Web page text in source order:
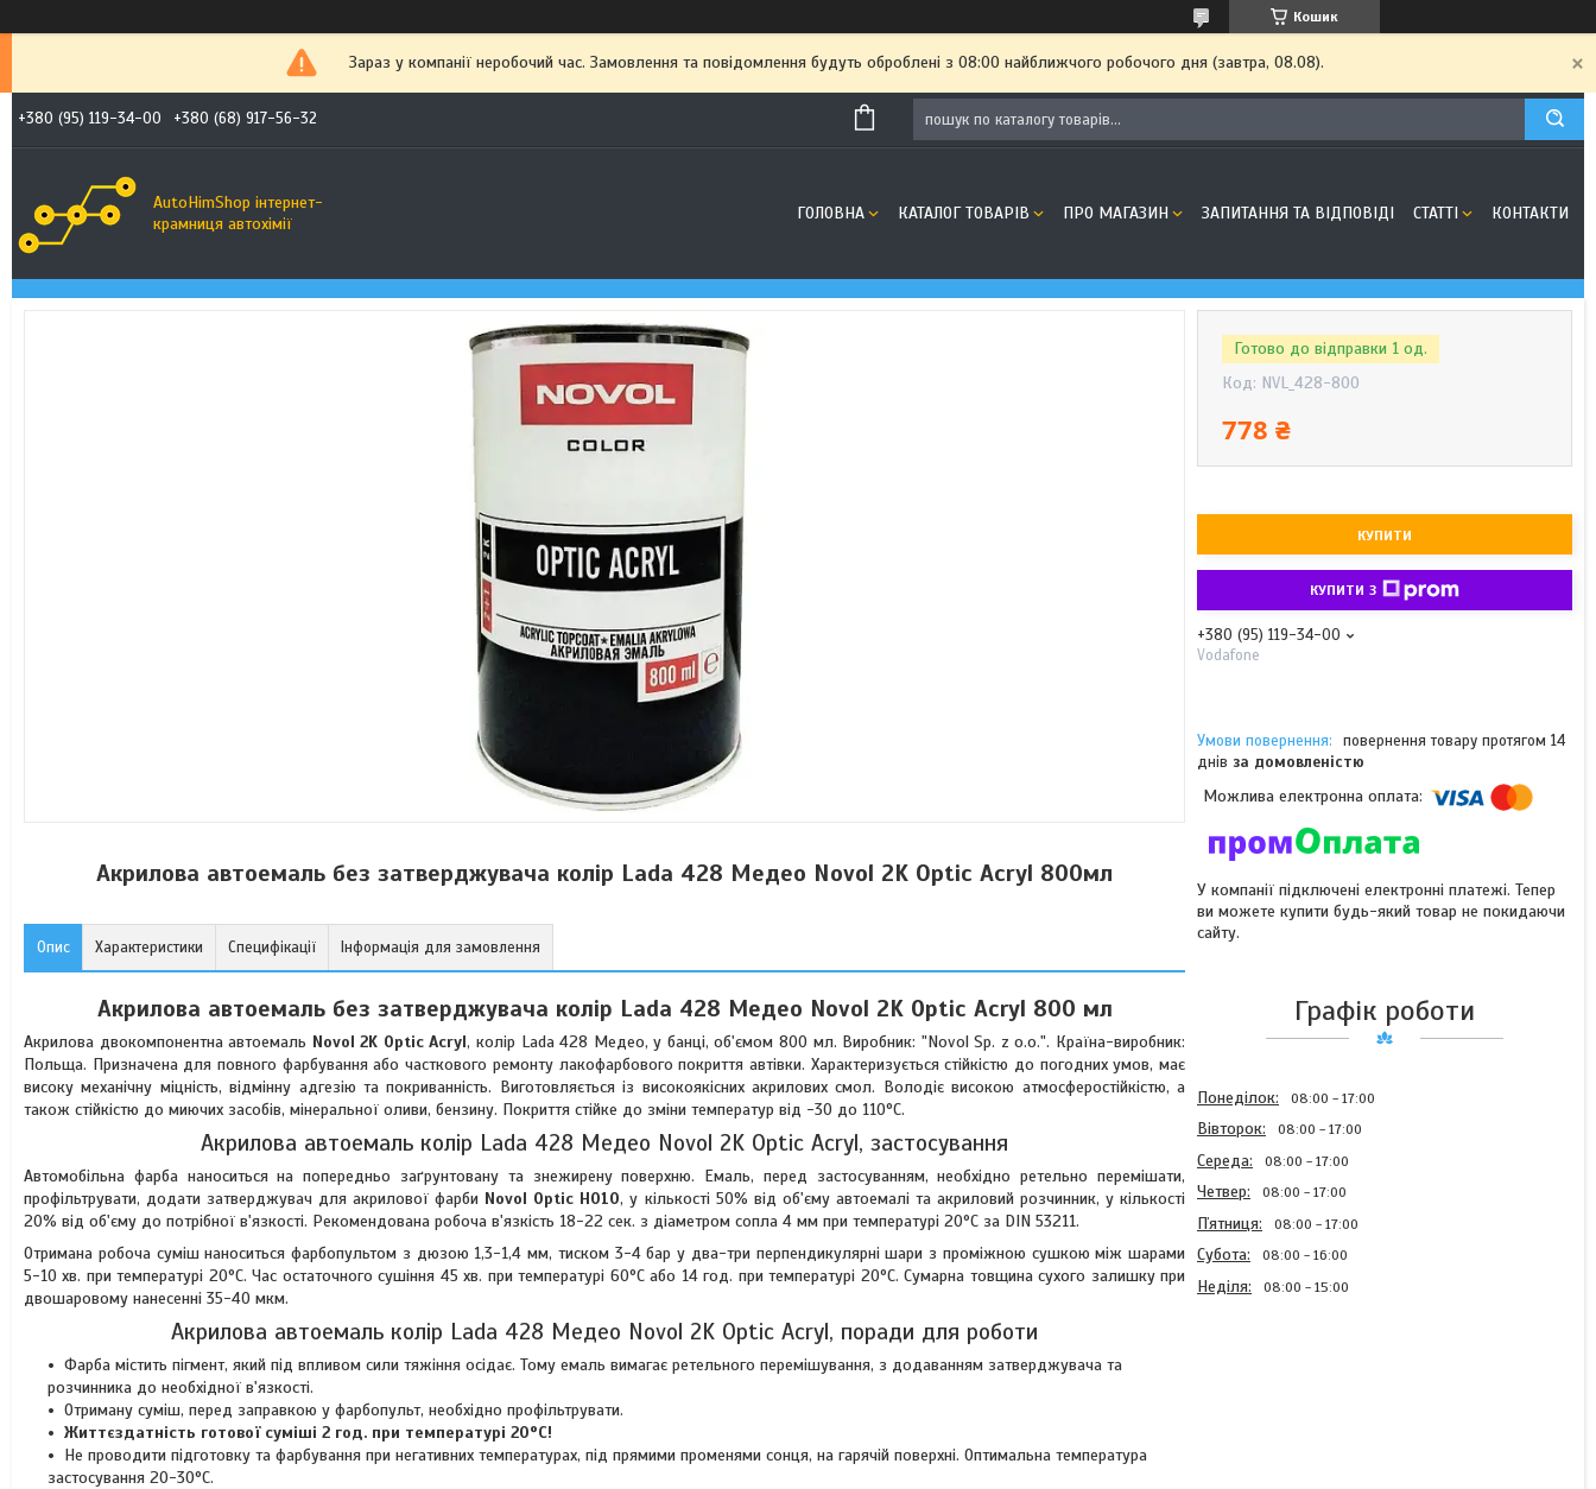
Кошик
Зараз у компанії неробочий час. Замовлення та повідомлення будуть оброблені з 08:00 найближчого робочого дня (завтра, 08.08).
+380 (95) 119-34-00 +380 (68) 917-56-32
AutoHimShop інтернет-
крамниця автохімії
ГОЛОВНА КАТАЛОГ ТОВАРІВ ПРО МАГАЗИН ЗАПИТАННЯ ТА ВІДПОВІДІ СТАТТІ КОНТАКТИ
Акрилова автоемаль без затверджувача колір Lada 428 Медео Novol 2K Optic Acryl 800мл
Опис Характеристики Специфікації Інформація для замовлення
Акрилова автоемаль без затверджувача колір Lada 428 Медео Novol 2K Optic Acryl 800 мл
Акрилова двокомпонентна автоемаль Novol 2K Optic Acryl, колір Lada 428 Медео, у банці, об'ємом 800 мл. Виробник: "Novol Sp. z o.o.". Країна-виробник:
Польща. Призначена для повного фарбування або часткового ремонту лакофарбового покриття автівки. Характеризується стійкістю до погодних умов, має
високу механічну міцність, відмінну адгезію та покриванність. Виготовляється із високоякісних акрилових смол. Володіє високою атмосферостійкістю, а
також стійкістю до миючих засобів, мінеральної оливи, бензину. Покриття стійке до зміни температур від -30 до 110°C.
Акрилова автоемаль колір Lada 428 Медео Novol 2K Optic Acryl, застосування
Автомобільна фарба наноситься на попередньо заґрунтовану та знежирену поверхню. Емаль, перед застосуванням, необхідно ретельно перемішати,
профільтрувати, додати затверджувач для акрилової фарби Novol Optic H010, у кількості 50% від об'єму автоемалі та акриловий розчинник, у кількості
20% від об'єму до потрібної в'язкості. Рекомендована робоча в'язкість 18-22 сек. з діаметром сопла 4 мм при температурі 20°C за DIN 53211.
Отримана робоча суміш наноситься фарбопультом з дюзою 1,3-1,4 мм, тиском 3-4 бар у два-три перпендикулярні шари з проміжною сушкою між шарами
5-10 хв. при температурі 20°C. Час остаточного сушіння 45 хв. при температурі 60°C або 14 год. при температурі 20°C. Сумарна товщина сухого залишку при
двошаровому нанесенні 35-40 мкм.
Акрилова автоемаль колір Lada 428 Медео Novol 2K Optic Acryl, поради для роботи
Фарба містить пігмент, який під впливом сили тяжіння осідає. Тому емаль вимагає ретельного перемішування, з додаванням затверджувача та
розчинника до необхідної в'язкості.
Отриману суміш, перед заправкою у фарбопульт, необхідно профільтрувати.
Життєздатність готової суміші 2 год. при температурі 20°C!
Не проводити підготовку та фарбування при негативних температурах, під прямими променями сонця, на гарячій поверхні. Оптимальна температура
застосування 20-30°C.
Готово до відправки 1 од.
Код: NVL_428-800
778 ₴
КУПИТИ
КУПИТИ З
+380 (95) 119-34-00
Vodafone
повернення товару протягом 14
днів за домовленістю
У компанії підключені електронні платежі. Тепер
ви можете купити будь-який товар не покидаючи
сайту.
Графік роботи
Понеділок 08:00 17:00
Вівторок 08:00 17:00
Середа 08:00 17:00
Четвер 08:00 17:00
Пʼятниця 08:00 17:00
Субота 08:00 16:00
Неділя 08:00 15:00